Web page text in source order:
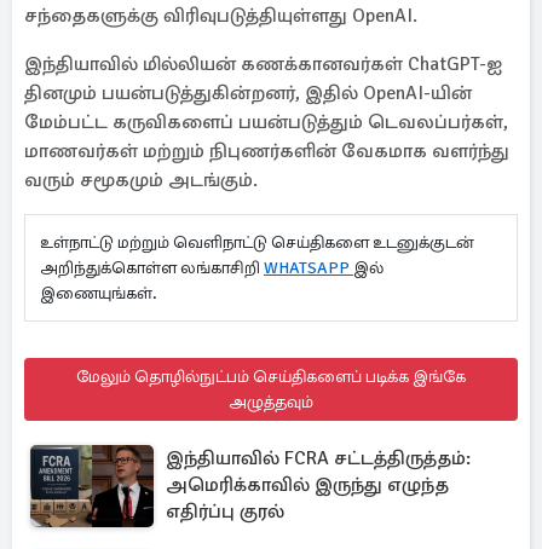
சந்தைகளுக்கு விரிவுபடுத்தியுள்ளது OpenAI.
இந்தியாவில் மில்லியன் கணக்கானவர்கள் ChatGPT-ஐ
தினமும் பயன்படுத்துகின்றனர், இதில் OpenAI-யின்
மேம்பட்ட கருவிகளைப் பயன்படுத்தும் டெவலப்பர்கள்,
மாணவர்கள் மற்றும் நிபுணர்களின் வேகமாக வளர்ந்து
வரும் சமூகமும் அடங்கும்.
உள்நாட்டு மற்றும் வெளிநாட்டு செய்திகளை உடனுக்குடன்
அறிந்துக்கொள்ள லங்காசிறி WHATSAPP இல்
இணையுங்கள்.
மேலும் தொழில்நுட்பம் செய்திகளைப் படிக்க இங்கே
அழுத்தவும்
இந்தியாவில் FCRA சட்டத்திருத்தம்:
அமெரிக்காவில் இருந்து எழுந்த
எதிர்ப்பு குரல்